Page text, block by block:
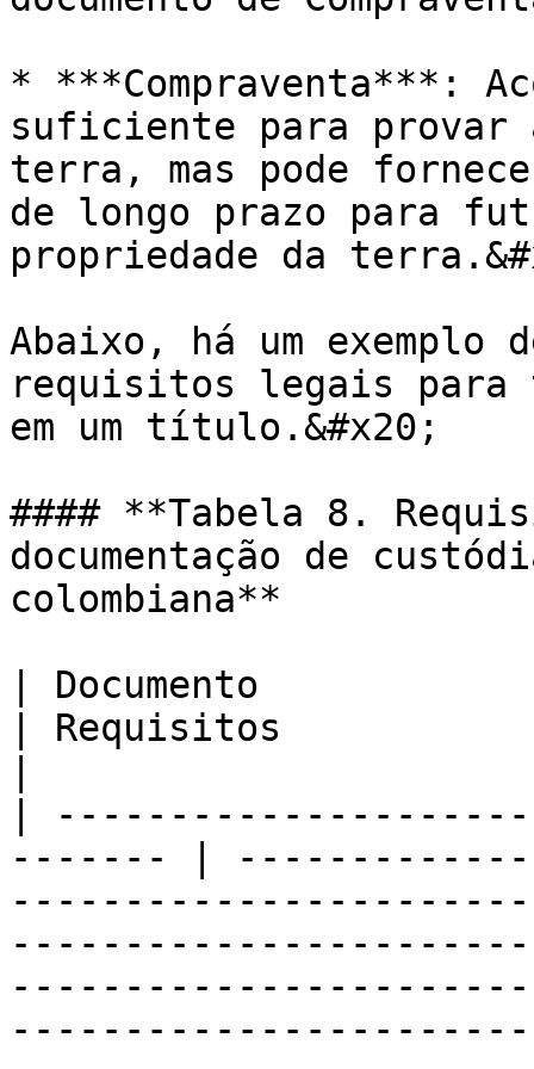
* ***Compraventa***:
suficiente para provar
terra, mas pode
de longo prazo para
propriedade da
Abaixo, há um exemplo
requisitos legais para
em um título.&#x20;
#### **Tabela 8.
documentação de
colombiana**
| Documento
| Requisitos
|
------- |